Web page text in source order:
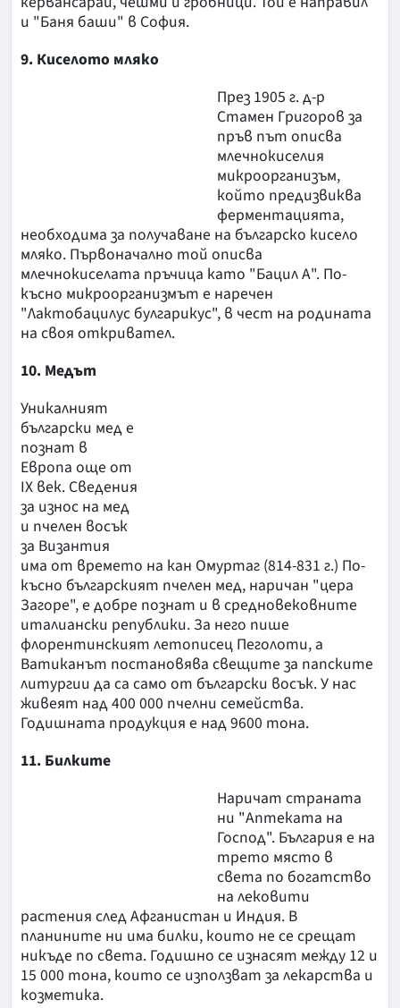
и "Баня баши" в София.
9. Киселото мляко
През 1905 г. д-р
Стамен Григоров за
пръв път описва
млечнокиселия
микроорганизъм,
който предизвиква
ферментацията,
необходима за получаване на българско кисело
мляко. Първоначално той описва
млечнокиселата пръчица като "Бацил А". По-
късно микроорганизмът е наречен
"Лактобацилус булгарикус", в чест на родината
на своя откривател.
10. Медът
Уникалният
български мед е
познат в
Европа още от
IX век. Сведения
за износ на мед
и пчелен восък
за Византия
има от времето на кан Омуртаг (814-831 г.) По-
късно българският пчелен мед, наричан "цера
Загоре", е добре познат и в средновековните
италиански републики. За него пише
флорентинският летописец Пеголоти, а
Ватиканът постановява свещите за папските
литургии да са само от български восък. У нас
живеят над 400 000 пчелни семейства.
Годишната продукция е над 9600 тона.
11. Билките
Наричат страната
ни "Аптеката на
Господ". България е на
трето място в
света по богатство
на лековити
растения след Афганистан и Индия. В
планините ни има билки, които не се срещат
никъде по света. Годишно се изнасят между 12 и
15 000 тона, които се използват за лекарства и
козметика.